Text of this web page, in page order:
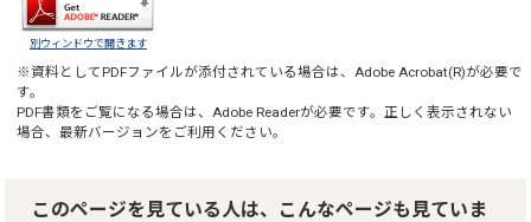
別ウィンドウで開きます
※資料としてPDFファイルが添付されている場合は、 Adobe Acrobat(R)が必要で
す。
PDF書類をご覧になる場合は、 Adobe Readerが必要です。正しく表示されない
場合、最新バージョンをご利用ください。
このページを見ている人は、こんなページも見ていま